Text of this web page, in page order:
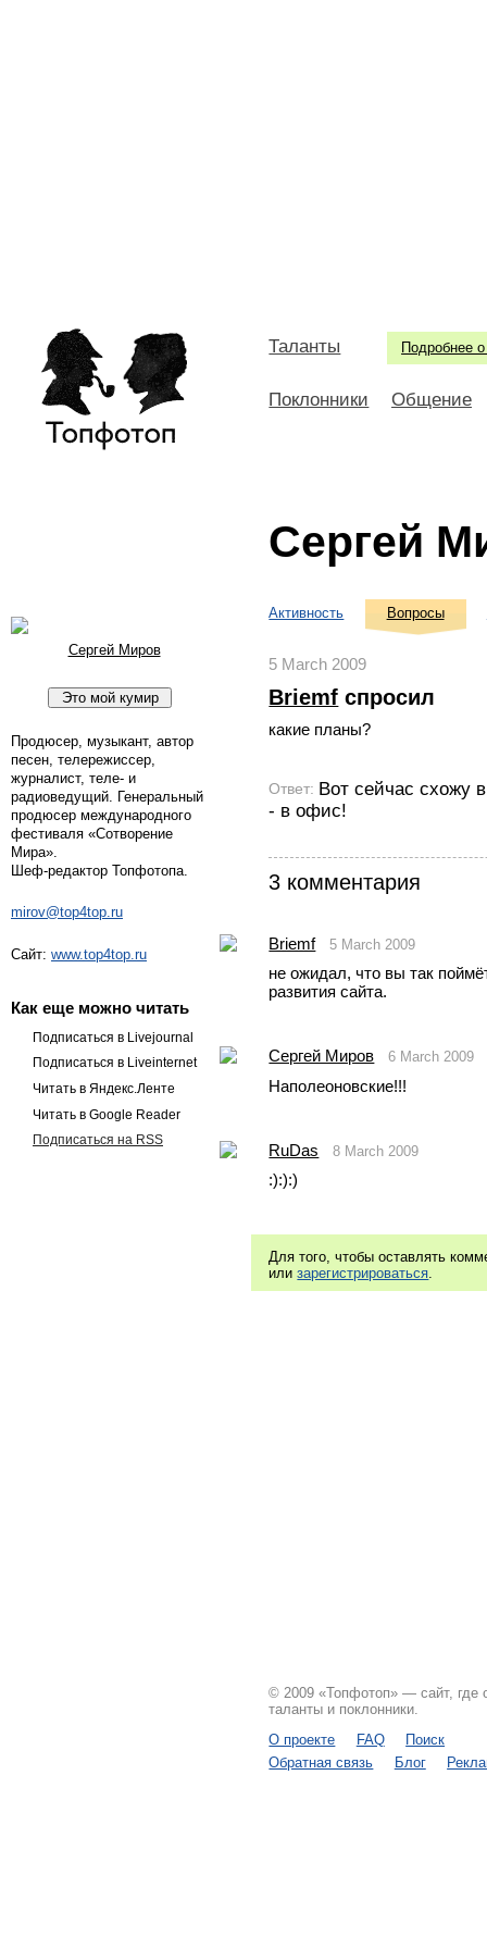
Подробнее о
Таланты
Поклонники Общение
Сергей
Сергей Миров
Продюсер, музыкант, автор
песен, телережиссер,
журналист, теле- и
радиоведущий. Генеральный
продюсер международного
фестиваля «Сотворение
Мира».
Шеф-редактор Топфотопа.
mirov@top4top.ru
Сайт: www.top4top.ru
Как еще можно читать
Подписаться в Livejournal
Подписаться в Liveinternet
Читать в Яндекс.Ленте
Читать в Google Reader
Подписаться на RSS
Активность Вопросы
5 March 2009
Briemf спросил
какие планы?
Ответ: Вот сейчас схожу
- в офис!
3 комментария
Briemf 5 March 2009
не ожидал, что вы так
развития сайта.
Сергей Миров 6 March 2009
Наполеоновские!!!
RuDas 8 March 2009
:):):)
Для того, чтобы оставлять
илизарегистрироваться
© 2009 «Топфотоп» — сайт, где
таланты и поклонники.
О проекте
FAQ
Поиск
Обратная связь
Блог